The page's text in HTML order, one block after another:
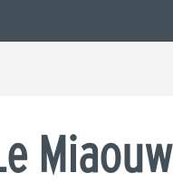
Miaouw